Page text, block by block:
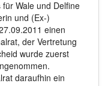
Wale und Delfine
und (Ex-)
einen
der Vertretung
wurde zuerst
daraufhin ein